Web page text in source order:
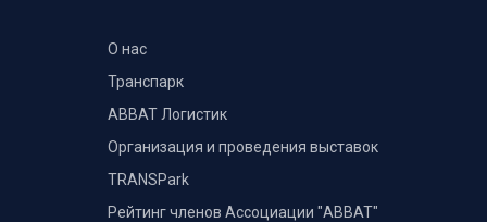
О нас
Транспарк
ABBAT Логистик
Организация и проведения выставок
TRANSPark
Рейтинг членов Ассоциации "АВВАТ"